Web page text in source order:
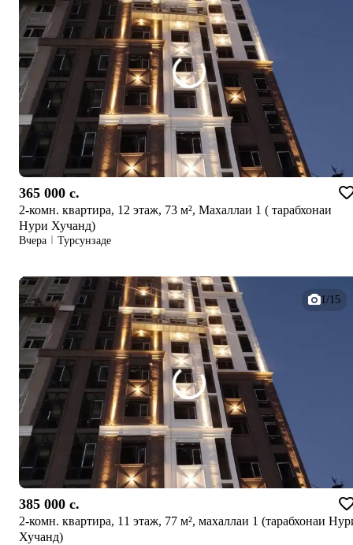
365 000 c.
2-комн. квартира, 12 этаж, 73 м², Махаллаи 1 ( тарабхонаи
Нури Хучанд)
Вчера Турсунзаде
1/15
385 000 c.
2-комн. квартира, 11 этаж, 77 м², махаллаи 1 (тарабхонаи
Хучанд)